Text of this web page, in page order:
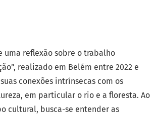
uma reflexão sobre o trabalho
realizado em Belém entre 2022 e
conexões intrínsecas com os
em particular o rio e a floresta. Ao
cultural, busca-se entender as